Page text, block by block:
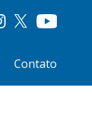
Contato